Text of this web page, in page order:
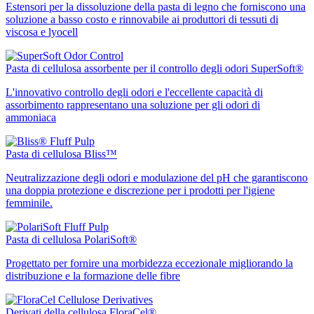
Estensori per la dissoluzione della pasta di legno che forniscono una
soluzione a basso costo e rinnovabile ai produttori di tessuti di
viscosa e lyocell
Pasta di cellulosa assorbente per il controllo degli odori SuperSoft®
L'innovativo controllo degli odori e l'eccellente capacità di
assorbimento rappresentano una soluzione per gli odori di
ammoniaca
Pasta di cellulosa Bliss™
Neutralizzazione degli odori e modulazione del pH che garantiscono
una doppia protezione e discrezione per i prodotti per l'igiene
femminile.
Pasta di cellulosa PolariSoft®
Progettato per fornire una morbidezza eccezionale migliorando la
distribuzione e la formazione delle fibre